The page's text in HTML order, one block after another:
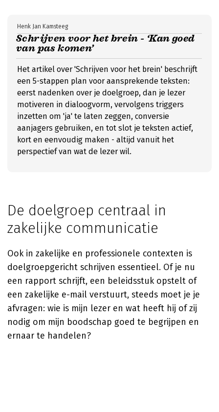
Schrijven voor het brein - ‘Kan goed
van pas komen’
Henk Jan Kamsteeg
Het artikel over 'Schrijven voor het brein' beschrijft
een 5-stappen plan voor aansprekende teksten:
eerst nadenken over je doelgroep, dan je lezer
motiveren in dialoogvorm, vervolgens triggers
inzetten om 'ja' te laten zeggen, conversie
aanjagers gebruiken, en tot slot je teksten actief,
kort en eenvoudig maken - altijd vanuit het
perspectief van wat de lezer wil.
De doelgroep centraal in
zakelijke communicatie
Ook in zakelijke en professionele contexten is
doelgroepgericht schrijven essentieel. Of je nu
een rapport schrijft, een beleidsstuk opstelt of
een zakelijke e-mail verstuurt, steeds moet je je
afvragen: wie is mijn lezer en wat heeft hij of zij
nodig om mijn boodschap goed te begrijpen en
ernaar te handelen?